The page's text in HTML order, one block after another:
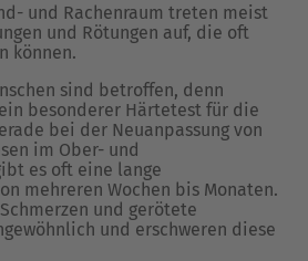
und Rachenraum treten meist
und Rötungen auf, die oft
können.
sind betroffen, denn
besonderer Härtetest für die
bei der Neuanpassung von
im Ober- und
es oft eine lange
mehreren Wochen bis Monaten.
und gerötete
und erschweren diese